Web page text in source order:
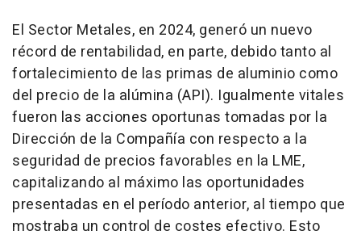
El Sector Metales, en 2024, generó un nuevo
récord de rentabilidad, en parte, debido tanto al
fortalecimiento de las primas de aluminio como
del precio de la alúmina (API). Igualmente vitales
fueron las acciones oportunas tomadas por la
Dirección de la Compañía con respecto a la
seguridad de precios favorables en la LME,
capitalizando al máximo las oportunidades
presentadas en el período anterior, al tiempo que
mostraba un control de costes efectivo. Esto